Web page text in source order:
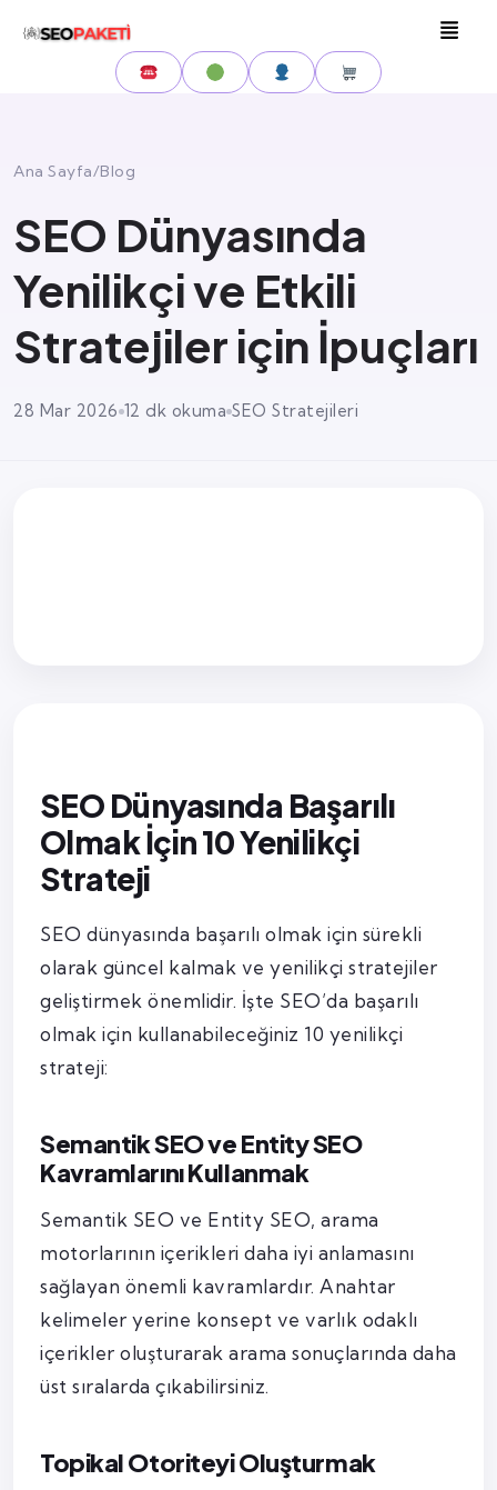
Ana Sayfa/Blog
SEO Dünyasında
Yenilikçi ve Etkili
Stratejiler için İpuçları
28 Mar 2026 12 dk okuma SEO Stratejileri
SEO Dünyasında Başarılı
Olmak İçin 10 Yenilikçi
Strateji
SEO dünyasında başarılı olmak için sürekli
olarak güncel kalmak ve yenilikçi stratejiler
geliştirmek önemlidir. İşte SEO’da başarılı
olmak için kullanabileceğiniz 10 yenilikçi
strateji:
Semantik SEO ve Entity SEO
Kavramlarını Kullanmak
Semantik SEO ve Entity SEO, arama
motorlarının içerikleri daha iyi anlamasını
sağlayan önemli kavramlardır. Anahtar
kelimeler yerine konsept ve varlık odaklı
içerikler oluşturarak arama sonuçlarında daha
üst sıralarda çıkabilirsiniz.
Topikal Otoriteyi Oluşturmak